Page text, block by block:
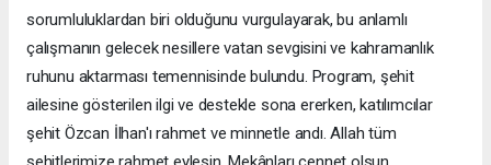
sorumluluklardan biri olduğunu vurgulayarak, bu anlamlı
çalışmanın gelecek nesillere vatan sevgisini ve kahramanlık
ruhunu aktarması temennisinde bulundu. Program, şehit
ailesine gösterilen ilgi ve destekle sona ererken, katılımcılar
şehit Özcan İlhan'ı rahmet ve minnetle andı. Allah tüm